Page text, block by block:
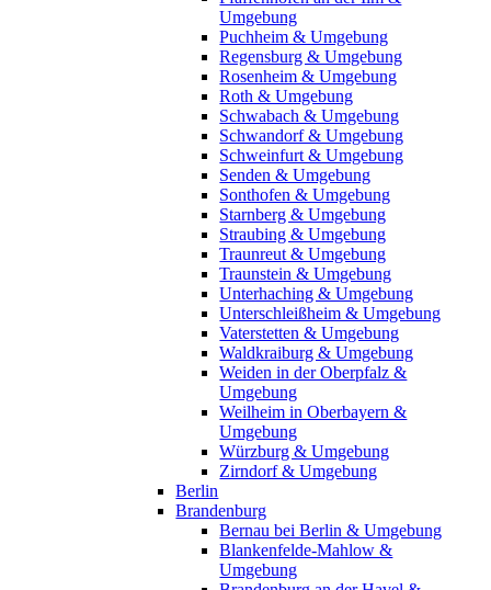
Umgebung
Puchheim & Umgebung
Regensburg & Umgebung
Rosenheim & Umgebung
Roth & Umgebung
Schwabach & Umgebung
Schwandorf & Umgebung
Schweinfurt & Umgebung
Senden & Umgebung
Sonthofen & Umgebung
Starnberg & Umgebung
Straubing & Umgebung
Traunreut & Umgebung
Traunstein & Umgebung
Unterhaching & Umgebung
Unterschleißheim & Umgebung
Vaterstetten & Umgebung
Waldkraiburg & Umgebung
Weiden in der Oberpfalz &
Umgebung
Weilheim in Oberbayern &
Umgebung
Würzburg & Umgebung
Zirndorf & Umgebung
Berlin
Brandenburg
Bernau bei Berlin & Umgebung
Blankenfelde-Mahlow &
Umgebung